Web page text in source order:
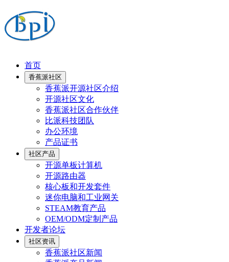
首页
香蕉派社区
香蕉派开源社区介绍
开源社区文化
香蕉派社区合作伙伴
比派科技团队
办公环境
产品证书
社区产品
开源单板计算机
开源路由器
核心板和开发套件
迷你电脑和工业网关
STEAM教育产品
OEM/ODM定制产品
开发者论坛
社区资讯
香蕉派社区新闻